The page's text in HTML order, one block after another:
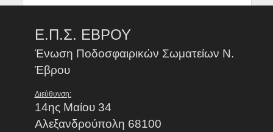
Ε.Π.Σ. ΕΒΡΟΥ
Ένωση Ποδοσφαιρικών Σωματείων Ν.
Έβρου
Διεύθυνση:
14ης Μαίου 34
Αλεξανδρούπολη 68100